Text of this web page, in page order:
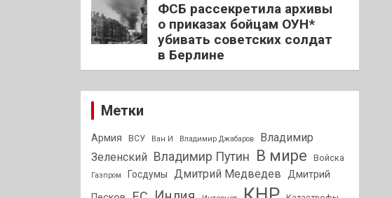
ФСБ рассекретила архивы
о приказах бойцам ОУН*
убивать советских солдат
в Берлине
Метки
Армия ВСУ Ван И Владимир Джабаров
Владимир
Зеленский
Владимир Путин В мире Войска
Газпром Госдумы Дмитрий Медведев
Дмитрий